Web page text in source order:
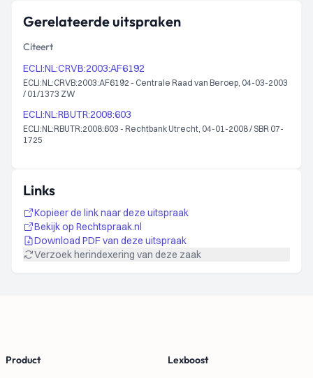
Gerelateerde uitspraken
Citeert
ECLI:NL:CRVB:2003:AF6192
ECLI:NL:CRVB:2003:AF6192 - Centrale Raad van Beroep, 04-03-2003
/ 01/1373 ZW
ECLI:NL:RBUTR:2008:603
ECLI:NL:RBUTR:2008:603 - Rechtbank Utrecht, 04-01-2008 / SBR 07-
1725
Links
Kopieer de link naar deze uitspraak
Bekijk op Rechtspraak.nl
Download PDF van deze uitspraak
Verzoek herindexering van deze zaak
Product Lexboost